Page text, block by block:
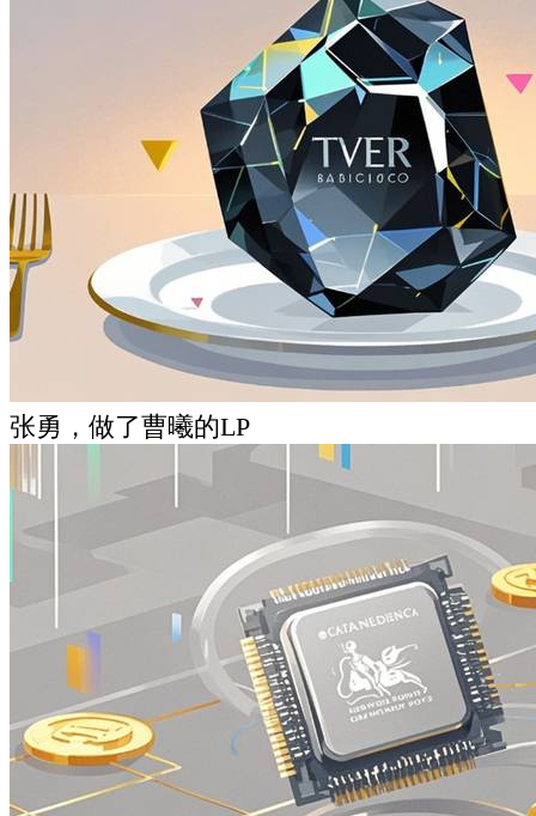
张勇，做了曹曦的LP